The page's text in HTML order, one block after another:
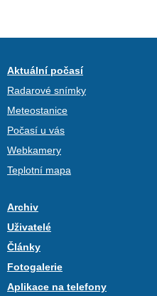
Aktuální počasí
Radarové snímky
Meteostanice
Počasí u vás
Webkamery
Teplotní mapa
Archiv
Uživatelé
Články
Fotogalerie
Aplikace na telefony